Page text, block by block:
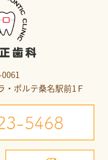
・ポルテ桑名駅前1Ｆ